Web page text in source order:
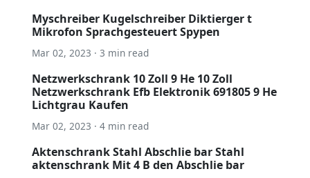
Myschreiber Kugelschreiber Diktierger t
Mikrofon Sprachgesteuert Spypen
Mar 02, 2023 · 3 min read
Netzwerkschrank 10 Zoll 9 He 10 Zoll
Netzwerkschrank Efb Elektronik 691805 9 He
Lichtgrau Kaufen
Mar 02, 2023 · 4 min read
Aktenschrank Stahl Abschlie bar Stahl
aktenschrank Mit 4 B den Abschlie bar